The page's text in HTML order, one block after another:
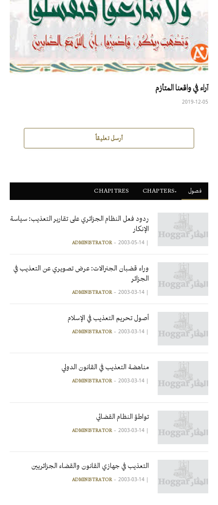
آراء في واقعنا المتأزم
2019-12-05
أرسل تعليقاً
فصول CHAPITRES
ردود فعل النظام الجزائري على تقارير التعذيب: سياسة
الإنكار
|
ADMINISTRATOR 2003-05-14
وراء قضبان الجنرالات: عرض تصويري عن التعذيب في
الجزائر
|
ADMINISTRATOR 2003-03-14
أصول تحريم التعذيب في الإسلام
|
ADMINISTRATOR 2003-03-14
مناهضة التعذيب في القانون الدولي
|
ADMINISTRATOR 2003-03-14
تواطؤ النظام القضائي
|
ADMINISTRATOR 2003-03-14
التعذيب في جهازي القانون والقضاء الجزائريين
|
ADMINISTRATOR 2003-03-14